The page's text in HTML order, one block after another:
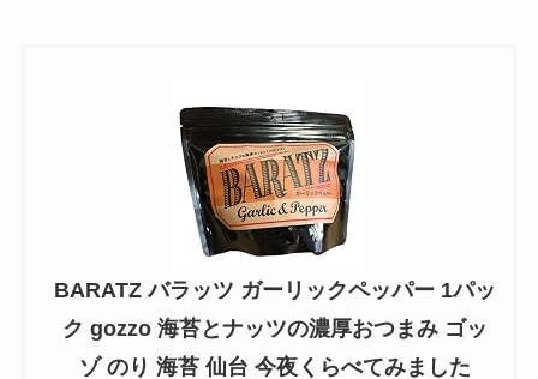
BARATZ バラッツ ガーリックペッパー 1パッ
ク gozzo 海苔とナッツの濃厚おつまみ ゴッ
ゾ のり 海苔 仙台 今夜くらべてみました